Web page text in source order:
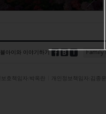
시티투어가 있다. 차 없이, 걱정도 없이
아이와 이야기하기
보호책임자:박옥란
개인정보책임자:김종운